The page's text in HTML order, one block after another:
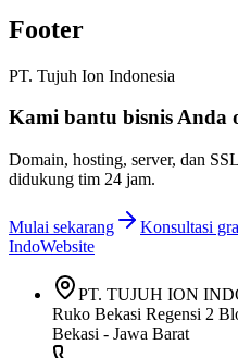
Footer
PT. Tujuh Ion Indonesia
Kami bantu bisnis Anda
Domain, hosting, server, dan
didukung tim 24 jam.
Mulai sekarang
Konsultasi
IndoWebsite
PT. TUJUH ION
Ruko Bekasi Regensi 2
Bekasi - Jawa Barat